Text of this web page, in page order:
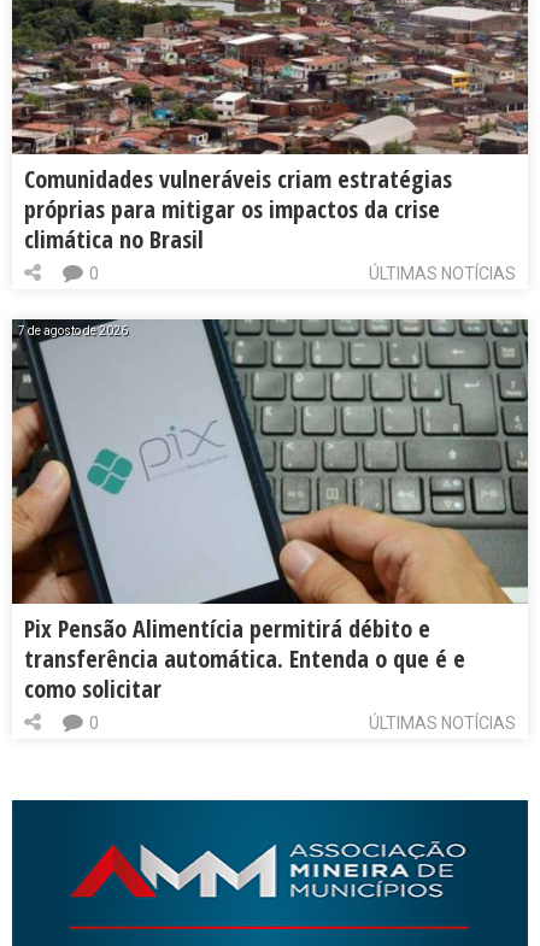
Comunidades vulneráveis criam estratégias
próprias para mitigar os impactos da crise
climática no Brasil
ÚLTIMAS NOTÍCIAS
0
7 de agosto de 2026
Pix Pensão Alimentícia permitirá débito e
transferência automática. Entenda o que é e
como solicitar
ÚLTIMAS NOTÍCIAS
0